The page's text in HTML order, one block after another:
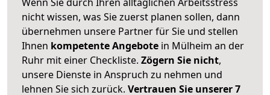
nicht wissen, was Sie zuerst planen sollen, dann
übernehmen unsere Partner für Sie und stellen
Ihnen kompetente Angebote in Mülheim an der
Ruhr mit einer Checkliste. Zögern Sie nicht,
unsere Dienste in Anspruch zu nehmen und
lehnen Sie sich zurück. Vertrauen Sie unserer 7